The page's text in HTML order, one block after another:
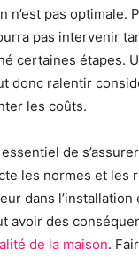
n’est pas optimale.
pas intervenir
certaines étapes.
donc ralentir
les coûts.
de
les normes et les
dans
avoir des
de la maison.